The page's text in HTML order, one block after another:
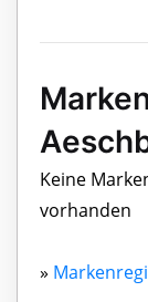
Keine
vorhanden
»